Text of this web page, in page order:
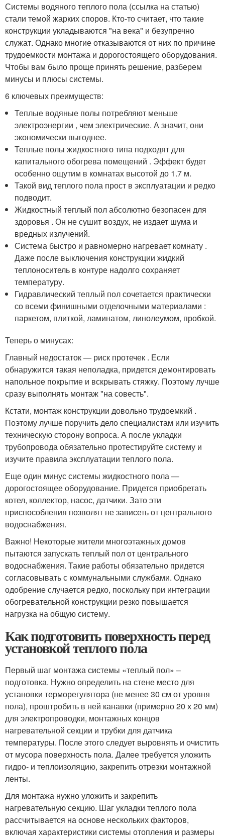
Системы водяного теплого пола (ссылка на статью)
стали темой жарких споров. Кто-то считает, что такие
конструкции укладываются "на века" и безупречно
служат. Однако многие отказываются от них по причине
трудоемкости монтажа и дорогостоящего оборудования.
Чтобы вам было проще принять решение, разберем
минусы и плюсы системы.
6 ключевых преимуществ:
Теплые водяные полы потребляют меньше
электроэнергии , чем электрические. А значит, они
экономически выгоднее.
Теплые полы жидкостного типа подходят для
капитального обогрева помещений . Эффект будет
особенно ощутим в комнатах высотой до 1.7 м.
Такой вид теплого пола прост в эксплуатации и редко
подводит.
Жидкостный теплый пол абсолютно безопасен для
здоровья . Он не сушит воздух, не издает шума и
вредных излучений.
Система быстро и равномерно нагревает комнату .
Даже после выключения конструкции жидкий
теплоноситель в контуре надолго сохраняет
температуру.
Гидравлический теплый пол сочетается практически
со всеми финишными отделочными материалами :
паркетом, плиткой, ламинатом, линолеумом, пробкой.
Теперь о минусах:
Главный недостаток — риск протечек . Если
обнаружится такая неполадка, придется демонтировать
напольное покрытие и вскрывать стяжку. Поэтому лучше
сразу выполнять монтаж "на совесть".
Кстати, монтаж конструкции довольно трудоемкий .
Поэтому лучше поручить дело специалистам или изучить
техническую сторону вопроса. А после укладки
трубопровода обязательно протестируйте систему и
изучите правила эксплуатации теплого пола.
Еще один минус системы жидкостного пола —
дорогостоящее оборудование. Придется приобретать
котел, коллектор, насос, датчики. Зато эти
приспособления позволят не зависеть от центрального
водоснабжения.
Важно! Некоторые жители многоэтажных домов
пытаются запускать теплый пол от центрального
водоснабжения. Такие работы обязательно придется
согласовывать с коммунальными службами. Однако
одобрение случается редко, поскольку при интеграции
обогревательной конструкции резко повышается
нагрузка на общую систему.
Как подготовить поверхность перед
установкой теплого пола
Первый шаг монтажа системы «теплый пол» –
подготовка. Нужно определить на стене место для
установки терморегулятора (не менее 30 см от уровня
пола), проштробить в ней канавки (примерно 20 х 20 мм)
для электропроводки, монтажных концов
нагревательной секции и трубки для датчика
температуры. После этого следует выровнять и очистить
от мусора поверхность пола. Далее требуется уложить
гидро- и теплоизоляцию, закрепить отрезки монтажной
ленты.
Для монтажа нужно уложить и закрепить
нагревательную секцию. Шаг укладки теплого пола
рассчитывается на основе нескольких факторов,
включая характеристики системы отопления и размеры